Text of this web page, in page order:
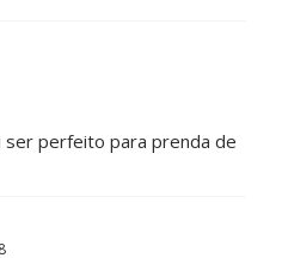
ser perfeito para prenda de